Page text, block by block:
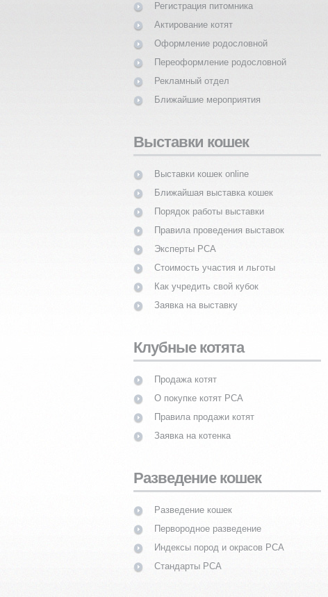
Регистрация питомника
Актирование котят
Оформление родословной
Переоформление родословной
Рекламный отдел
Ближайшие мероприятия
Выставки кошек
Выставки кошек online
Ближайшая выставка кошек
Порядок работы выставки
Правила проведения выставок
Эксперты PCA
Стоимость участия и льготы
Как учредить свой кубок
Заявка на выставку
Клубные котята
Продажа котят
О покупке котят PCA
Правила продажи котят
Заявка на котенка
Разведение кошек
Разведение кошек
Первородное разведение
Индексы пород и окрасов PCA
Стандарты PCA